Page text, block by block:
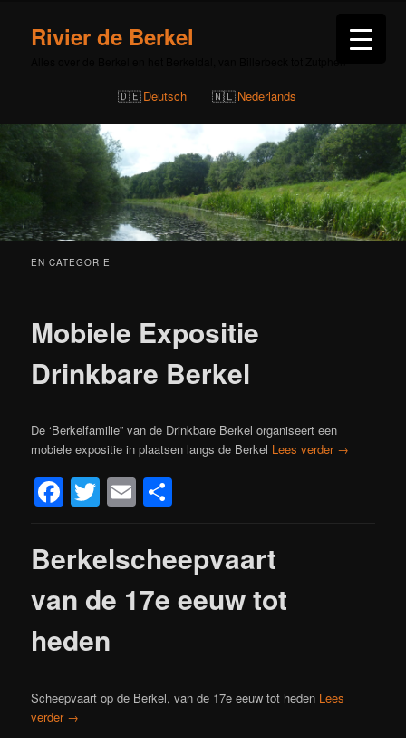
Rivier de Berkel
Deutsch Nederlands
EN CATEGORIE
Mobiele Expositie
Drinkbare Berkel
De ‘Berkelfamilie” van de Drinkbare Berkel organiseert een
mobiele expositie in plaatsen langs de Berkel Lees verder →
Facebook
Twitter
Email
Berkelscheepvaart
van de 17e eeuw tot
heden
Scheepvaart op de Berkel, van de 17e eeuw tot heden Lees
verder →